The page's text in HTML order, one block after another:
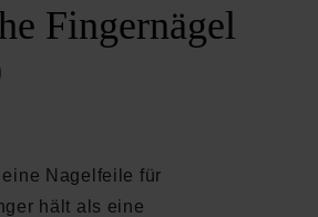
Fingernägel
Nagelfeile für
hält als eine